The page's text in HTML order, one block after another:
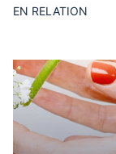
EN RELATION